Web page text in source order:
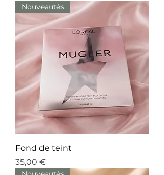
Nouveautés
Fond de teint
Prix
35,00 €